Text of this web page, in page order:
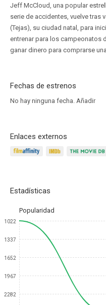
Jeff McCloud, una popular
serie de accidentes, vuelve tras
(Tejas), su ciudad natal, para
entrenar para los campeonatos
ganar dinero para comprarse
Fechas de estrenos
No hay ninguna fecha. Añadir
Enlaces externos
Estadísticas
Popularidad
1022
1337
1652
1967
2282